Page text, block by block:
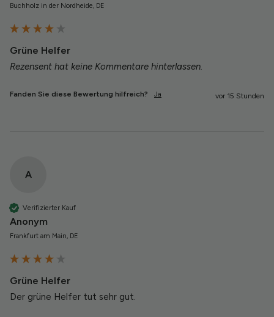
Buchholz in der Nordheide, DE
Grüne Helfer
Rezensent hat keine Kommentare hinterlassen.
Fanden Sie diese Bewertung hilfreich? Ja vor 15 Stunden
A
Verifizierter Kauf
Anonym
Frankfurt am Main, DE
Grüne Helfer
Der grüne Helfer tut sehr gut.